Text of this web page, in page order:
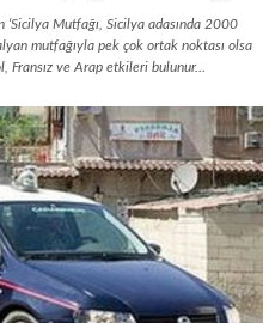
‘Sicilya Mutfağı, Sicilya adasında 2000
mutfağıyla pek çok ortak noktası olsa
Fransız ve Arap etkileri bulunur…